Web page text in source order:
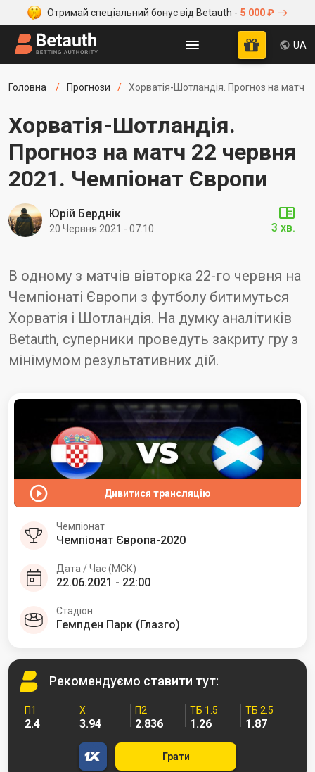
Отримай спеціальний бонус від Betauth - 5 000 ₽
UA
Головна Прогнози Хорватія-Шотландія. Прогноз на матч
Хорватія-Шотландія.
Прогноз на матч 22 червня
2021. Чемпіонат Європи
В одному з матчів вівторка 22-го червня на
Чемпіонаті Європи з футболу битимуться
Хорватія і Шотландія. На думку аналітиків
Betauth, суперники проведуть закриту гру з
мінімумом результативних дій.
Юрій Берднік
20 Червня 2021 - 07:10 3 хв.
Дивитися трансляцію
Чемпіонат
Чемпіонат Європа-2020
Дата / Час (МСК)
22.06.2021 - 22:00
Стадіон
Гемпден Парк (Глазго)
Рекомендуємо ставити тут:
П1
2.4
Х
3.94
П2
2.836
ТБ 1.5
1.26
ТБ 2.5
1.87
Грати